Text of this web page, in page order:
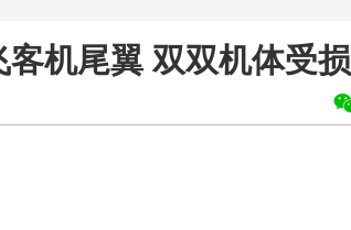
机尾翼 双双机体受损